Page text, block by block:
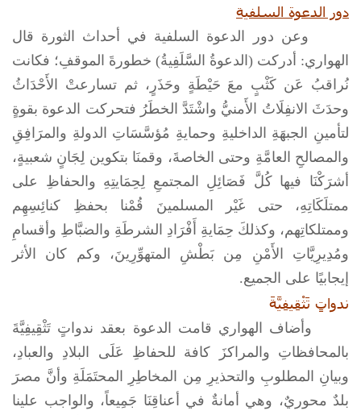
دور الدعوة السلفية
وعن دور الدعوة السلفية في أحداث الثورة قال
الهواري: أدركت (الدعوةُ السَّلَفِيةُ) خطورةَ الموقفِ؛ فكانت
نُراقبُ عَن كَثْبٍ معَ حَيْطَةٍ وحَذَرٍ، ثم تسارعتْ الأَحْدَاثُ
وحدَثَ الانفِلَاتُ الأَمنيُّ واشْتَدَّ الخطَرُ فتحركت الدعوة بقوةٍ
لتأمينِ الجبهَةِ الداخليةِ وحمايةِ مُؤسَّسَاتِ الدولةِ والمرَافِقِ
والمصالحِ العامَّةِ وحتى الخاصةَ، وقمنَا بتكوين لِجَانٍ شعبيةٍ،
أشرَكْنَا فيها كُلَّ فَصَائِلِ المجتمعِ لِحِمَايتِهِ والحفاظِ على
ممتلَكَاتِهِ، حتى غَيْر المسلمينَ قُمْنا بحفظِ كنائِسِهِم
وممتلكاتِهم، وكذلكَ حِمَايةِ أَفْرَادِ الشرطَةِ والضبَّاطِ وأقسامِ
ومُدِيرِيَّاتِ الأَمْنِ مِن بَطْشِ المتهوِّرِينَ، وكم كان الأثر
إيجابيًا على الجميع.
ندواتٍ تَثْقِيفِيَّةَ
وأضاف الهواري قامت الدعوة بعقد ندواتٍ تَثْقِيفِيَّةَ
بالمحافظاتِ والمراكزَ كافة للحفاظِ عَلَى البلادِ والعبادِ،
وبيانِ المطلوبِ والتحذيرِ مِن المخاطِرِ المحتَمَلَةِ وأنَّ مصرَ
بلدٌ محوريٌ، وهي أمانةٌ في أعناقِنَا جَمِيعاً، والواجب علينا